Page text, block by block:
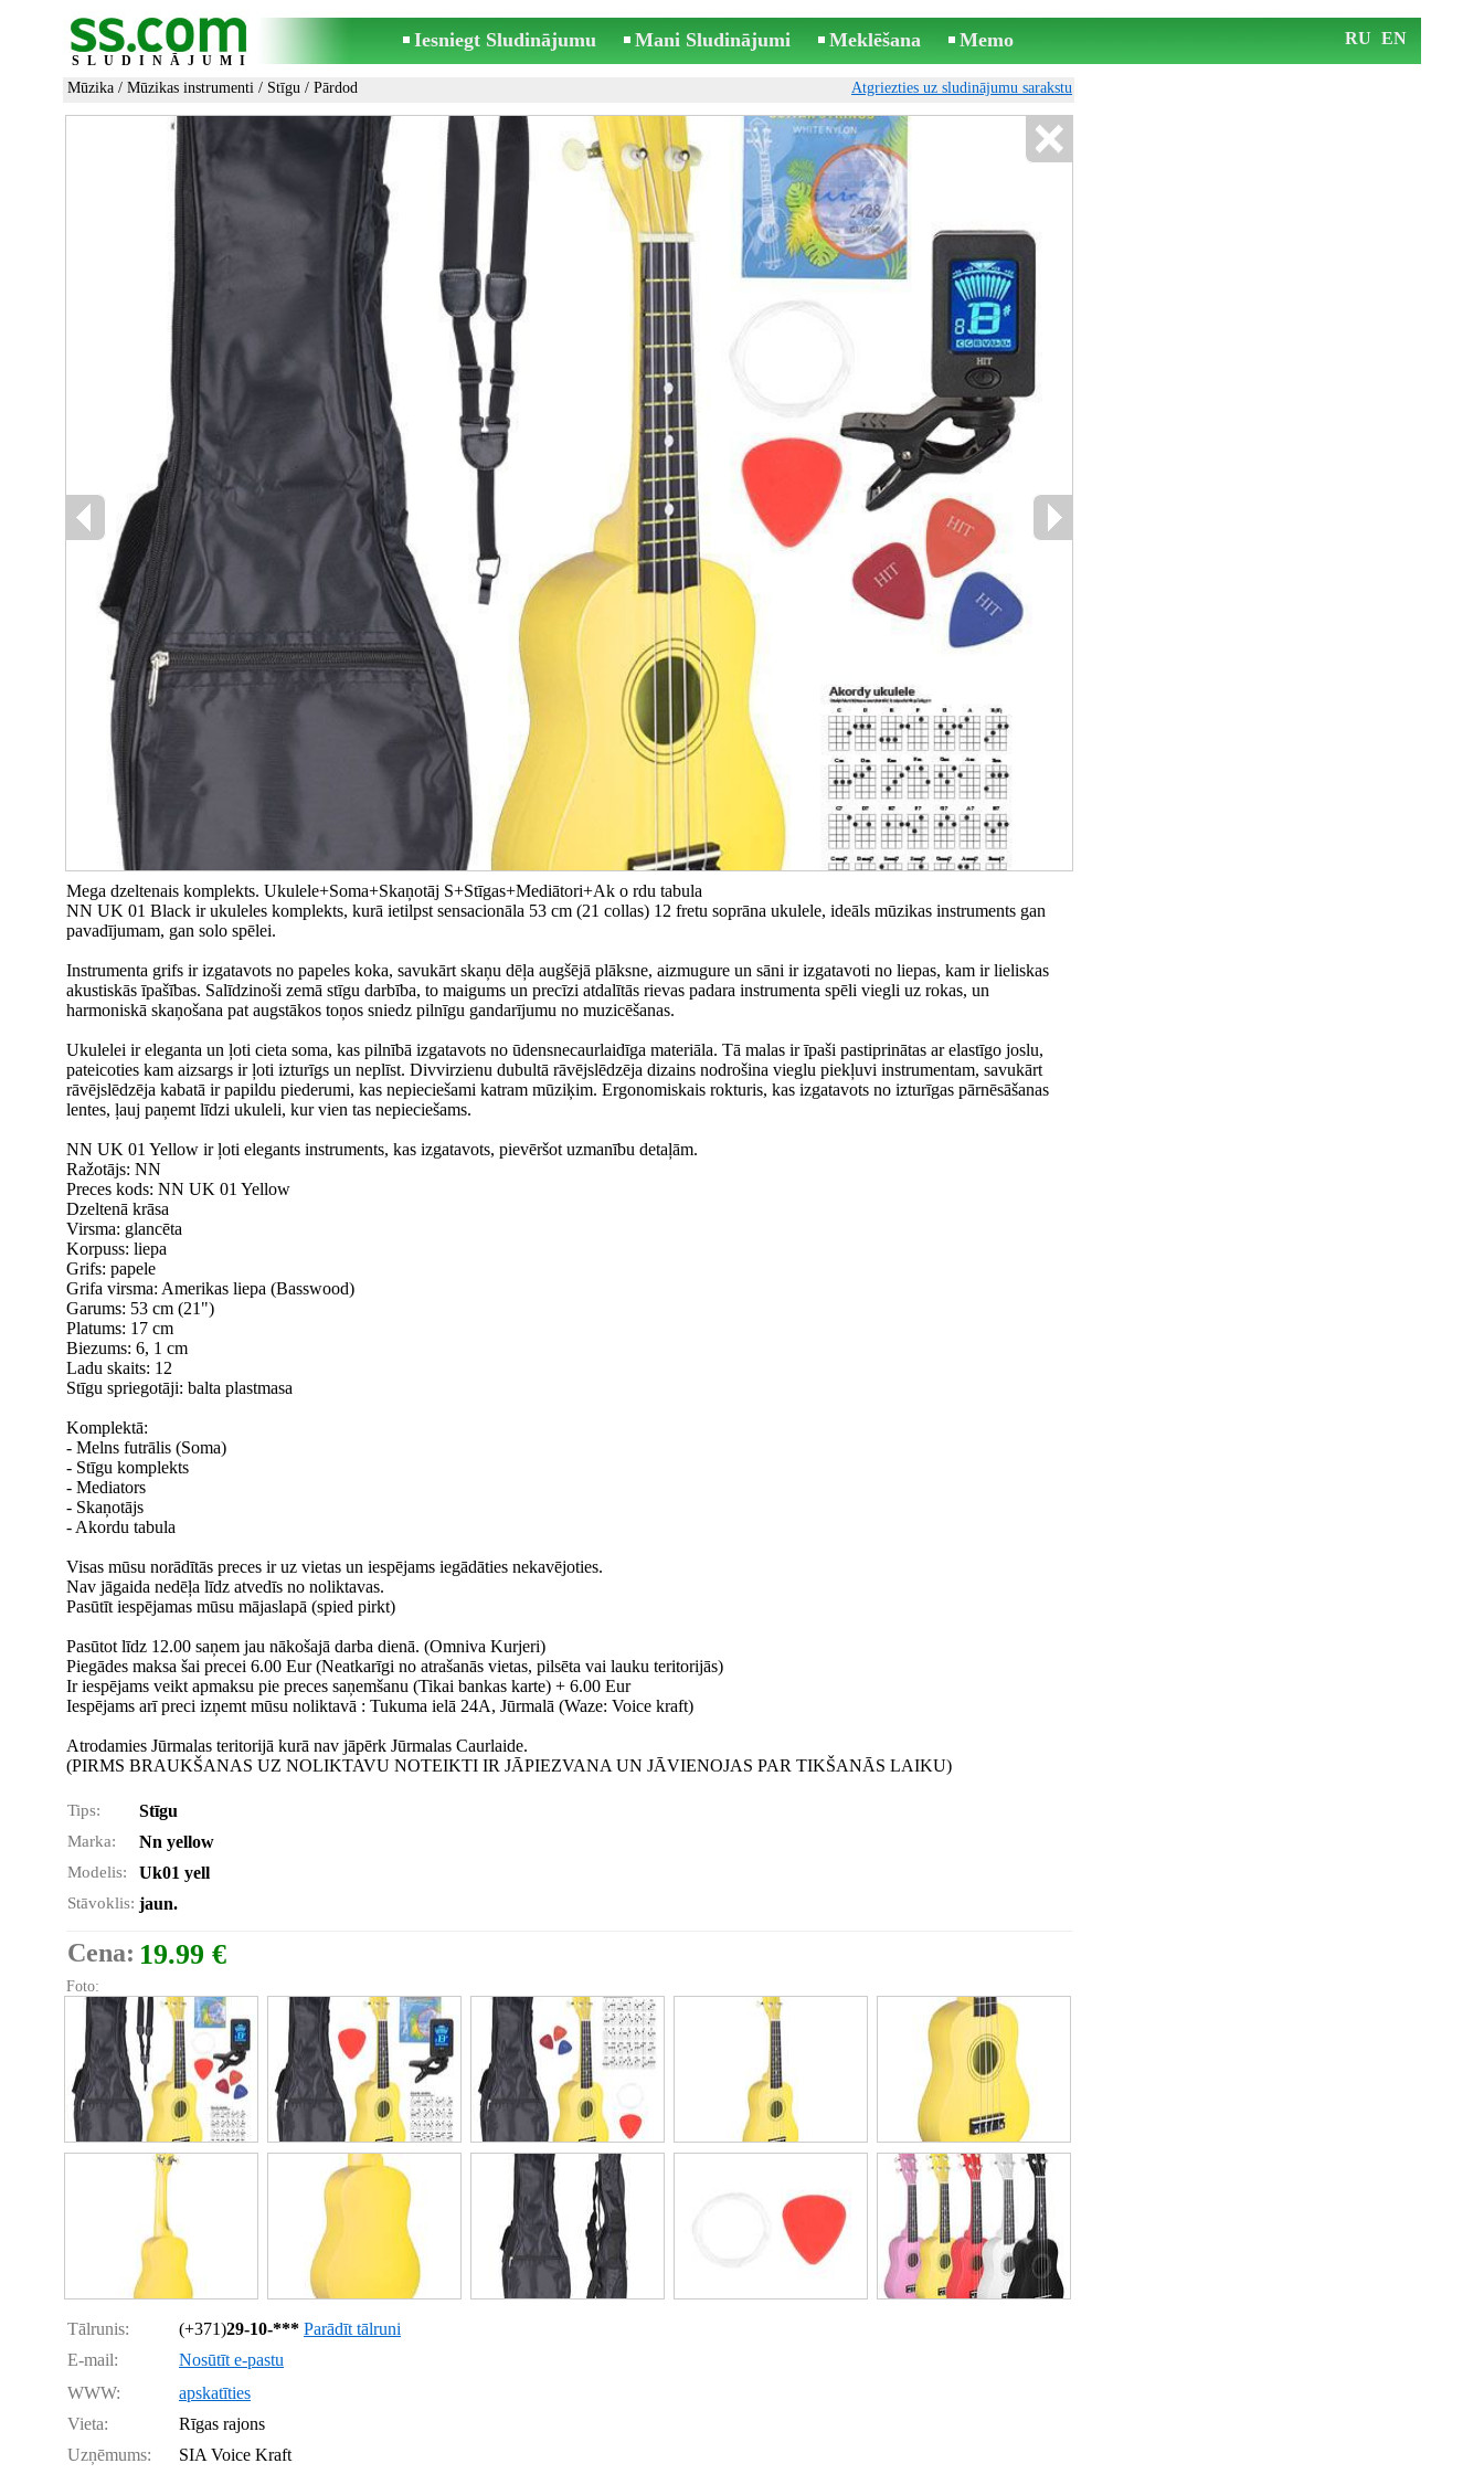
SLUDINĀJUMI
Iesniegt Sludinājumu Mani Sludinājumi Meklēšana Memo RU EN
Mūzika / Mūzikas instrumenti / Stīgu / Pārdod Atgriezties uz sludinājumu sarakstu
Mega dzeltenais komplekts. Ukulele+Soma+Skaņotāj S+Stīgas+Mediātori+Ak o rdu tabula
NN UK 01 Black ir ukuleles komplekts, kurā ietilpst sensacionāla 53 cm (21 collas) 12 fretu soprāna ukulele, ideāls mūzikas instruments gan
pavadījumam, gan solo spēlei.
Instrumenta grifs ir izgatavots no papeles koka, savukārt skaņu dēļa augšējā plāksne, aizmugure un sāni ir izgatavoti no liepas, kam ir lieliskas
akustiskās īpašības. Salīdzinoši zemā stīgu darbība, to maigums un precīzi atdalītās rievas padara instrumenta spēli viegli uz rokas, un
harmoniskā skaņošana pat augstākos toņos sniedz pilnīgu gandarījumu no muzicēšanas.
Ukulelei ir eleganta un ļoti cieta soma, kas pilnībā izgatavots no ūdensnecaurlaidīga materiāla. Tā malas ir īpaši pastiprinātas ar elastīgo joslu,
pateicoties kam aizsargs ir ļoti izturīgs un neplīst. Divvirzienu dubultā rāvējslēdzēja dizains nodrošina vieglu piekļuvi instrumentam, savukārt
rāvējslēdzēja kabatā ir papildu piederumi, kas nepieciešami katram mūziķim. Ergonomiskais rokturis, kas izgatavots no izturīgas pārnēsāšanas
lentes, ļauj paņemt līdzi ukuleli, kur vien tas nepieciešams.
NN UK 01 Yellow ir ļoti elegants instruments, kas izgatavots, pievēršot uzmanību detaļām.
Ražotājs: NN
Preces kods: NN UK 01 Yellow
Dzeltenā krāsa
Virsma: glancēta
Korpuss: liepa
Grifs: papele
Grifa virsma: Amerikas liepa (Basswood)
Garums: 53 cm (21")
Platums: 17 cm
Biezums: 6, 1 cm
Ladu skaits: 12
Stīgu spriegotāji: balta plastmasa
Komplektā:
- Melns futrālis (Soma)
- Stīgu komplekts
- Mediators
- Skaņotājs
- Akordu tabula
Visas mūsu norādītās preces ir uz vietas un iespējams iegādāties nekavējoties.
Nav jāgaida nedēļa līdz atvedīs no noliktavas.
Pasūtīt iespējamas mūsu mājaslapā (spied pirkt)
Pasūtot līdz 12.00 saņem jau nākošajā darba dienā. (Omniva Kurjeri)
Piegādes maksa šai precei 6.00 Eur (Neatkarīgi no atrašanās vietas, pilsēta vai lauku teritorijās)
Ir iespējams veikt apmaksu pie preces saņemšanu (Tikai bankas karte) + 6.00 Eur
Iespējams arī preci izņemt mūsu noliktavā : Tukuma ielā 24A, Jūrmalā (Waze: Voice kraft)
Atrodamies Jūrmalas teritorijā kurā nav jāpērk Jūrmalas Caurlaide.
(PIRMS BRAUKŠANAS UZ NOLIKTAVU NOTEIKTI IR JĀPIEZVANA UN JĀVIENOJAS PAR TIKŠANĀS LAIKU)
Tips: Stīgu
Marka: Nn yellow
Modelis: Uk01 yell
Stāvoklis: jaun.
Cena: 19.99 €
Foto:
Tālrunis: (+371)29-10-*** Parādīt tālruni
E-mail:
Nosūtīt e-pastu
WWW:
apskatīties
Vieta:
Rīgas rajons
Uzņēmums:
SIA Voice Kraft